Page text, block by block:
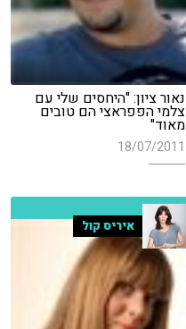
נאור ציון: "היחסים שלי עם
צלמי הפפראצי הם טובים
מאוד"
18/07/2011
איריס קול